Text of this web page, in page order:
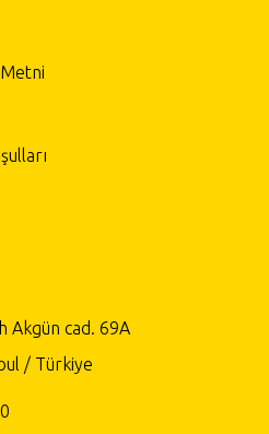
Akgün cad. 69A
/ Türkiye